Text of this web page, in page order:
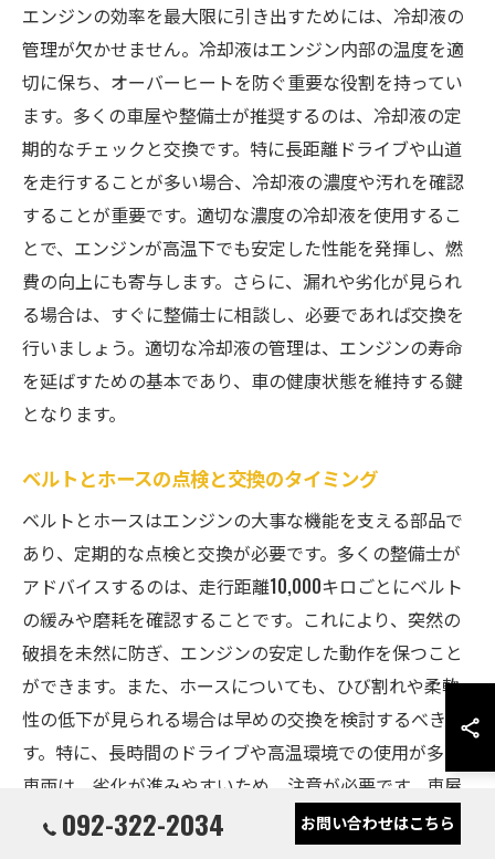
エンジンの効率を最大限に引き出すためには、冷却液の
管理が欠かせません。冷却液はエンジン内部の温度を適
切に保ち、オーバーヒートを防ぐ重要な役割を持ってい
ます。多くの車屋や整備士が推奨するのは、冷却液の定
期的なチェックと交換です。特に長距離ドライブや山道
を走行することが多い場合、冷却液の濃度や汚れを確認
することが重要です。適切な濃度の冷却液を使用するこ
とで、エンジンが高温下でも安定した性能を発揮し、燃
費の向上にも寄与します。さらに、漏れや劣化が見られ
る場合は、すぐに整備士に相談し、必要であれば交換を
行いましょう。適切な冷却液の管理は、エンジンの寿命
を延ばすための基本であり、車の健康状態を維持する鍵
となります。
ベルトとホースの点検と交換のタイミング
ベルトとホースはエンジンの大事な機能を支える部品で
あり、定期的な点検と交換が必要です。多くの整備士が
アドバイスするのは、走行距離10,000キロごとにベルト
の緩みや磨耗を確認することです。これにより、突然の
破損を未然に防ぎ、エンジンの安定した動作を保つこと
ができます。また、ホースについても、ひび割れや柔軟
性の低下が見られる場合は早めの交換を検討するべきで
す。特に、長時間のドライブや高温環境での使用が多い
車両は、劣化が進みやすいため、注意が必要です。車屋
や整備士の専門知識を活用し、適切な時期に交換を行う
ことで、突然のトラブルを防ぎ、安心して運転を楽しむ
092-322-2034 お問い合わせはこちら